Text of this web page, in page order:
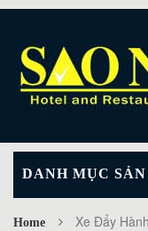
DANH MỤC SẢN
PHẨM
Home Xe Đẩy